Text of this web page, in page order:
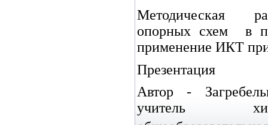
Методическая
опорных схем
в
применение ИКТ
Презентация
Автор -
учитель